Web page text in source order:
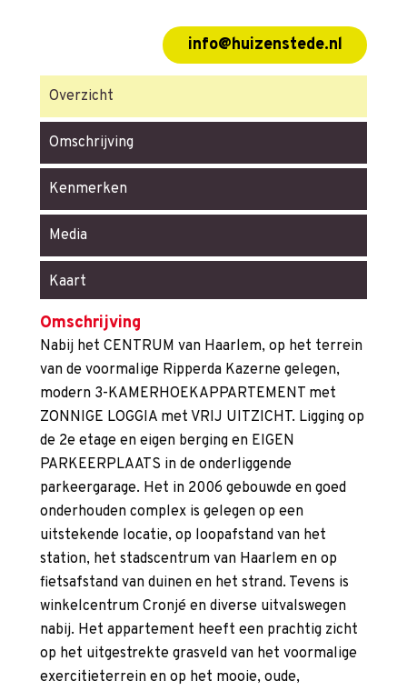
info@huizenstede.nl
Overzicht
Omschrijving
Kenmerken
Media
Kaart
Omschrijving
Nabij het CENTRUM van Haarlem, op het terrein
van de voormalige Ripperda Kazerne gelegen,
modern 3-KAMERHOEKAPPARTEMENT met
ZONNIGE LOGGIA met VRIJ UITZICHT. Ligging op
de 2e etage en eigen berging en EIGEN
PARKEERPLAATS in de onderliggende
parkeergarage. Het in 2006 gebouwde en goed
onderhouden complex is gelegen op een
uitstekende locatie, op loopafstand van het
station, het stadscentrum van Haarlem en op
fietsafstand van duinen en het strand. Tevens is
winkelcentrum Cronjé en diverse uitvalswegen
nabij. Het appartement heeft een prachtig zicht
op het uitgestrekte grasveld van het voormalige
exercitieterrein en op het mooie, oude,